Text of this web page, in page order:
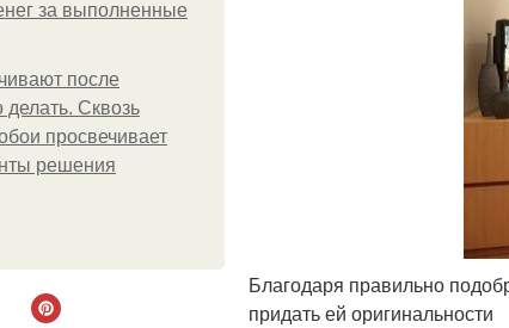
за выполненные
после
делать. Сквозь
просвечивает
решения
Благодаря правильно
придать ей оригинальности